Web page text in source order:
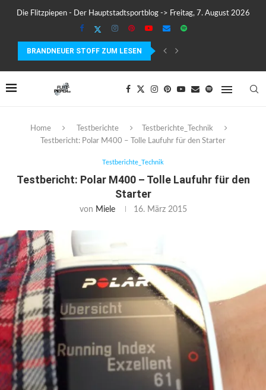
Die Flitzpiepen - Der Hauptstadtsportblog -> Freitag, 7. August 2026
BRANDNEUER STOFF ZUM LESEN
MEIN ERSTER MARATHON: 42,195 KILOMETER PURE VERRÜCKTHEIT,
Home Testberichte
Testberichte_Technik
Testbericht: Polar M400 – Tolle Laufuhr für den Starter
Testberichte_Technik
Testbericht: Polar M400 – Tolle Laufuhr für den
Starter
von Miele 16. März 2015